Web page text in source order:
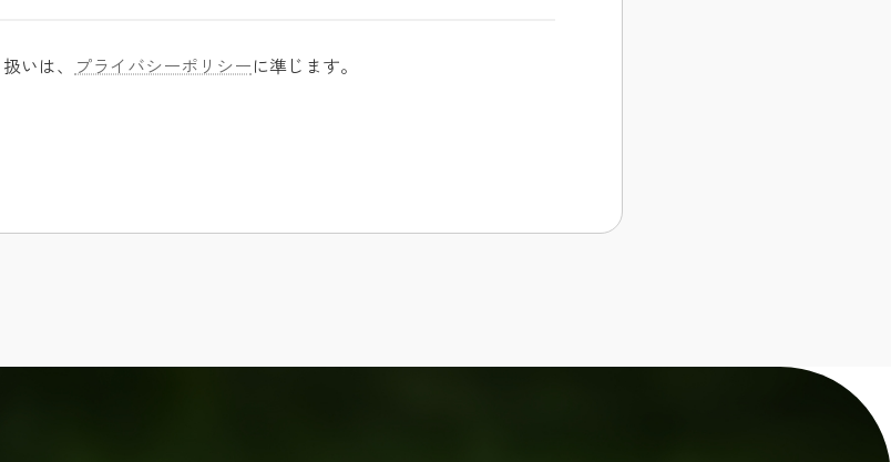
いは、 プライバシーポリシーに準じます。